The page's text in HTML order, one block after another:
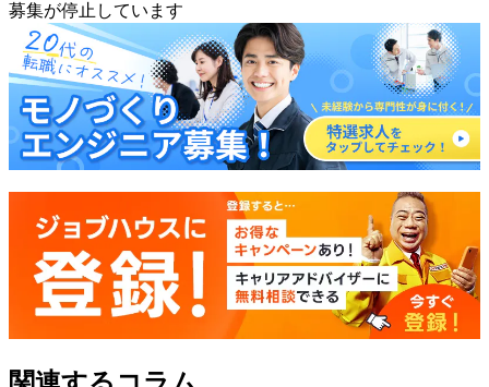
募集が停止しています